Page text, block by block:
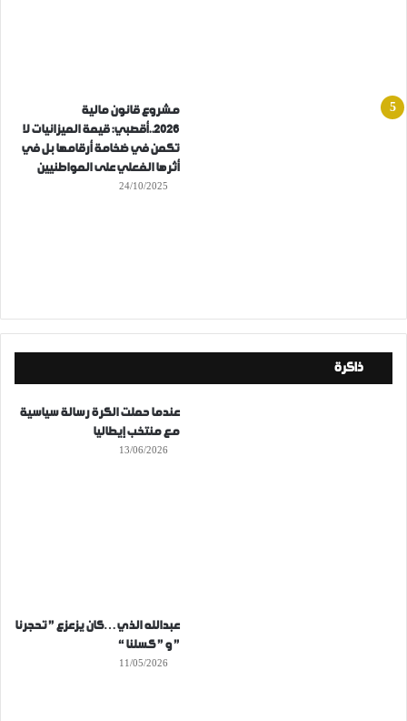
مشروع قانون مالية
2026..أقصبي: قيمة الميزانيات لا
تكمن في ضخامة أرقامها بل في
أثرها الفعلي على المواطنيين
24/10/2025
ذاكرة
عندما حملت الكرة رسالة سياسية
مع منتخب إيطاليا
13/06/2026
عبدالله الذي…كان يزعزع ” تحجرنا
” و ” كسلنا “
11/05/2026